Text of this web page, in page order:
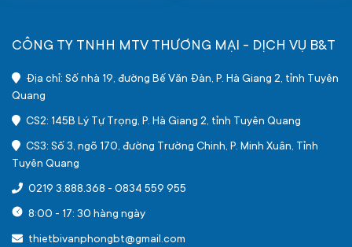
CÔNG TY TNHH MTV THƯƠNG MẠI - DỊCH VỤ B&T
Địa chỉ: Số nhà 19, đường Bế Văn Đàn, P. Hà Giang 2, tỉnh Tuyên
Quang
CS2: 145B Lý Tự Trọng, P. Hà Giang 2, tỉnh Tuyên Quang
CS3: Số 3, ngõ 170, đường Trường Chinh, P. Minh Xuân, Tỉnh
Tuyên Quang
0219 3.888.368 - 0834 559 955
8:00 - 17: 30 hàng ngày
thietbivanphongbt@gmail.com